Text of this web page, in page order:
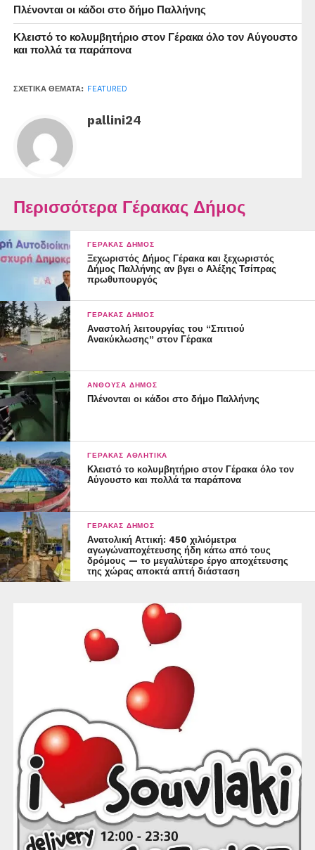
στο πόρτ μπαγκάζ βρέθηκε ο κλεμμένος καταλύτης
καθώς και τα διαρρηκτικά εργαλεία.
Τα πέντε άτομα συνελήφθησαν και προσήχθησαν στο
οχημάτων είναι κάτι το σχετικά καινούργιο και έχει
Πλένονται οι κάδοι στο δήμο Παλλήνης
Κλειστό το κολυμβητήριο στον Γέρακα όλο τον Αύγουστο
και πολλά τα παράπονα
ΣΧΕΤΙΚΆ ΘΈΜΑΤΑ: FEATURED
pallini24
Περισσότερα Γέρακας Δήμος
ΓΈΡΑΚΑΣ ΔΉΜΟΣ
Ξεχωριστός Δήμος Γέρακα και ξεχωριστός
Δήμος Παλλήνης αν βγει ο Αλέξης Τσίπρας
πρωθυπουργός
ΓΈΡΑΚΑΣ ΔΉΜΟΣ
Αναστολή λειτουργίας του “Σπιτιού
Ανακύκλωσης” στον Γέρακα
ΑΝΘΟΎΣΑ ΔΉΜΟΣ
Πλένονται οι κάδοι στο δήμο Παλλήνης
ΓΈΡΑΚΑΣ ΑΘΛΗΤΙΚΆ
Κλειστό το κολυμβητήριο στον Γέρακα όλο τον
Αύγουστο και πολλά τα παράπονα
ΓΈΡΑΚΑΣ ΔΉΜΟΣ
Ανατολική Αττική: 450 χιλιόμετρα
αγωγώναποχέτευσης ήδη κάτω από τους
δρόμους — το μεγαλύτερο έργο αποχέτευσης
της χώρας αποκτά απτή διάσταση